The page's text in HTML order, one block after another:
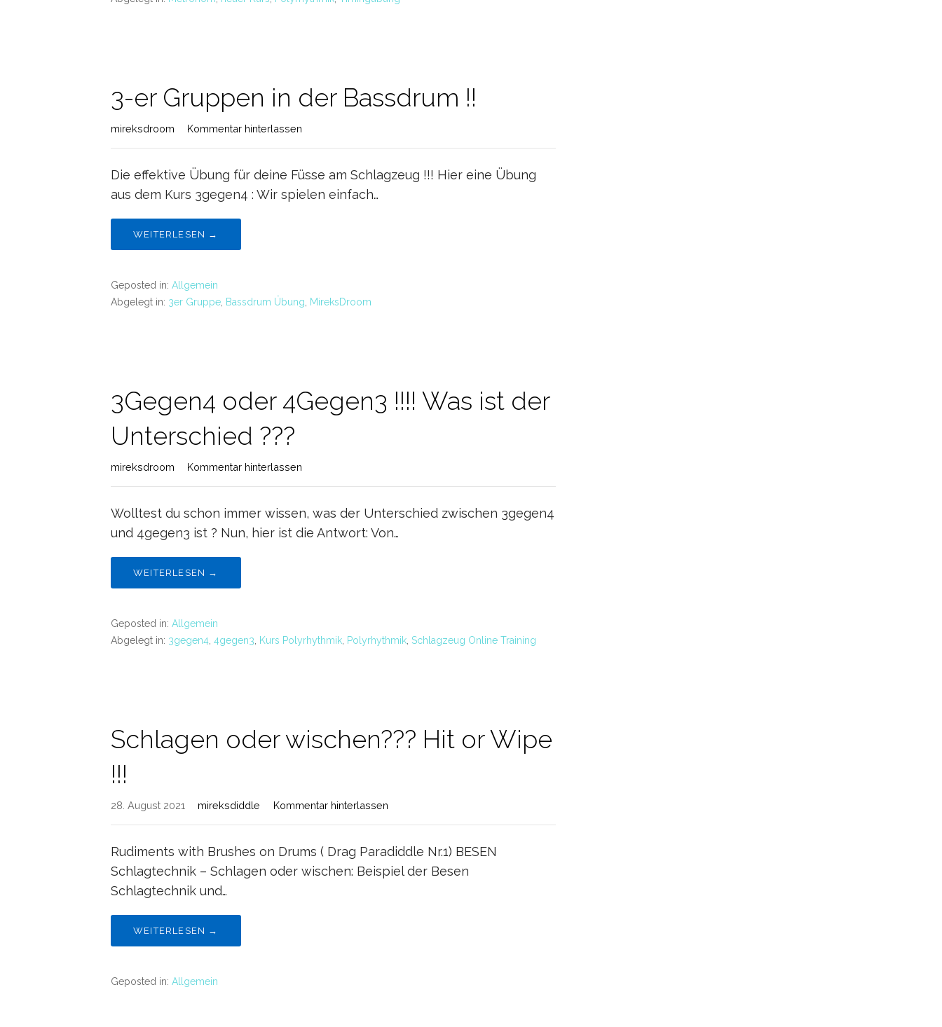
3-er Gruppen in der Bassdrum !!
mireksdroom Kommentar hinterlassen
Die effektive Übung für deine Füsse am Schlagzeug !!! Hier eine Übung
aus dem Kurs 3gegen4 : Wir spielen einfach…
WEITERLESEN →
Geposted in: Allgemein
Abgelegt in: 3er Gruppe Bassdrum Übung MireksDroom
3Gegen4 oder 4Gegen3 !!!! Was ist der
Unterschied ???
mireksdroom Kommentar hinterlassen
Wolltest du schon immer wissen, was der Unterschied zwischen 3gegen4
und 4gegen3 ist ? Nun, hier ist die Antwort: Von…
WEITERLESEN →
Geposted in: Allgemein
Abgelegt in: 3gegen4 4gegen3 Kurs Polyrhythmik Polyrhythmik Schlagzeug Online Training
Schlagen oder wischen??? Hit or Wipe
!!!
28. August 2021 mireksdiddle Kommentar hinterlassen
Rudiments with Brushes on Drums ( Drag Paradiddle Nr.1) BESEN
Schlagtechnik – Schlagen oder wischen: Beispiel der Besen
Schlagtechnik und…
WEITERLESEN →
Geposted in: Allgemein